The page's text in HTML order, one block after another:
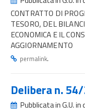
CONTRATTO DI
TESORO, DEL
ECONOMICA E IL
AGGIORNAMENTO
permalink.
Delibera n.
Pubblicata in G.U.